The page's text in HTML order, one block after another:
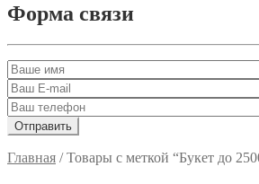
Форма связи
Главная /Товары с меткой “Букет до